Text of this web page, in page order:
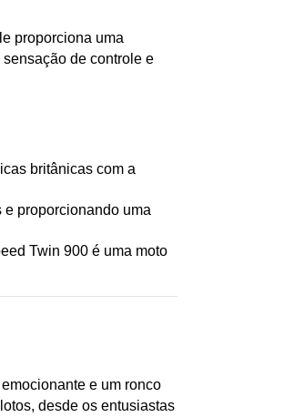
proporciona uma
de controle e
britânicas com a
e proporcionando uma
Twin 900 é uma moto
e um ronco
desde os entusiastas